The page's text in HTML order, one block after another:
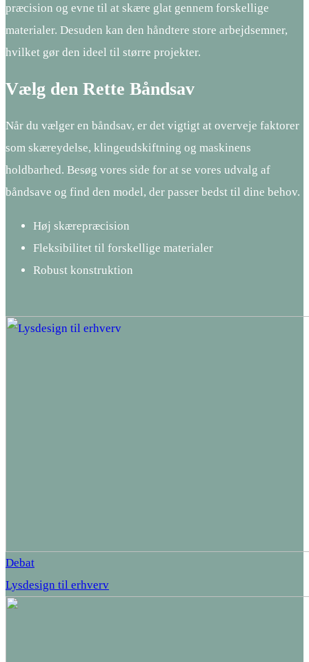
præcision og evne til at skære glat gennem forskellige
materialer. Desuden kan den håndtere store arbejdsemner,
hvilket gør den ideel til større projekter.
Vælg den Rette Båndsav
Når du vælger en båndsav, er det vigtigt at overveje faktorer
som skæreydelse, klingeudskiftning og maskinens
holdbarhed. Besøg vores side for at se vores udvalg af
båndsave og find den model, der passer bedst til dine behov.
Høj skærepræcision
Fleksibilitet til forskellige materialer
Robust konstruktion
Debat
Lysdesign til erhverv